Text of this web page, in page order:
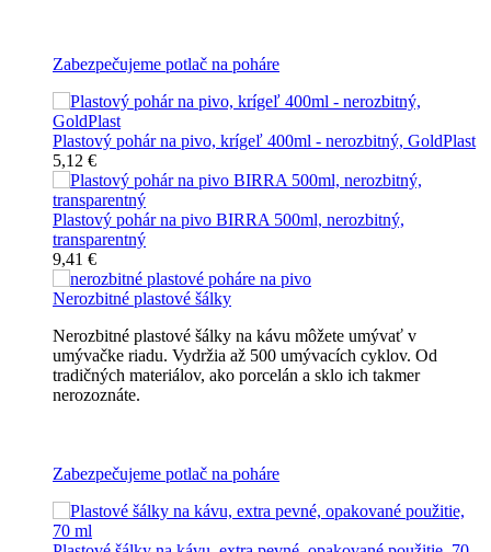
Zabezpečujeme potlač na poháre
Plastový pohár na pivo, krígeľ 400ml - nerozbitný, GoldPlast
5,12 €
Plastový pohár na pivo BIRRA 500ml, nerozbitný,
transparentný
9,41 €
Nerozbitné plastové šálky
Nerozbitné plastové šálky na kávu môžete umývať v
umývačke riadu. Vydržia až 500 umývacích cyklov. Od
tradičných materiálov, ako porcelán a sklo ich takmer
nerozoznáte.
Zabezpečujeme potlač na poháre